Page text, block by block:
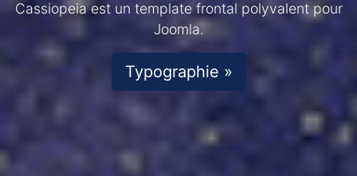
Cassiopeia est un template frontal polyvalent pour
Joomla.
Typographie »